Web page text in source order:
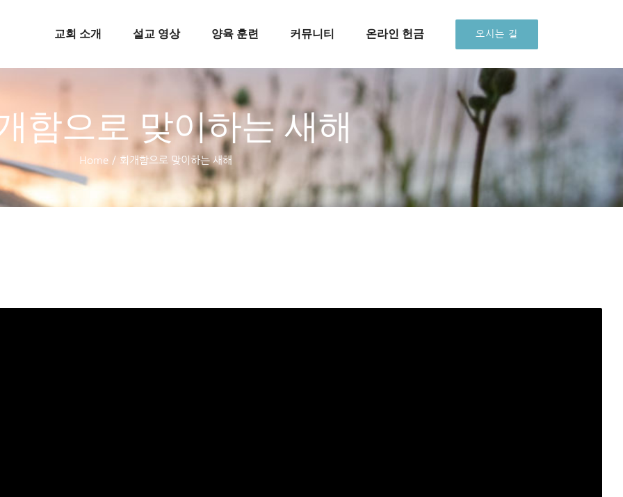
교회 소개 설교 영상 양육 훈련 커뮤니티 온라인 헌금 오시는 길
함으로 맞이하는 새해
Home / 회개함으로 맞이하는 새해